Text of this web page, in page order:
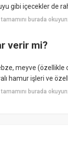
gibi içecekler de
tamamını burada
verir mi?
meyve
hamur işleri ve
tamamını burada